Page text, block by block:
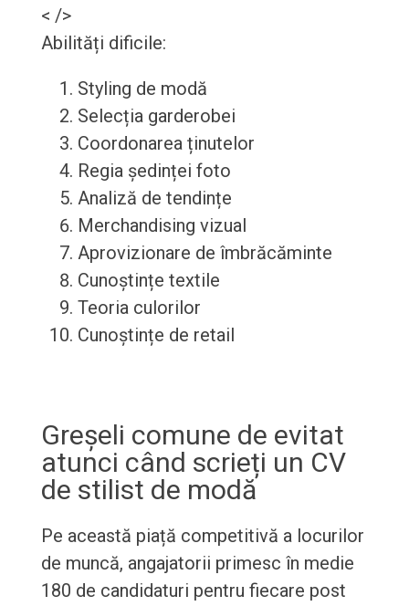
< />
Abilități dificile:
Styling de modă
Selecția garderobei
Coordonarea ținutelor
Regia ședinței foto
Analiză de tendințe
Merchandising vizual
Aprovizionare de îmbrăcăminte
Cunoștințe textile
Teoria culorilor
Cunoștințe de retail
Greșeli comune de evitat
atunci când scrieți un CV
de stilist de modă
Pe această piață competitivă a locurilor
de muncă, angajatorii primesc în medie
180 de candidaturi pentru fiecare post